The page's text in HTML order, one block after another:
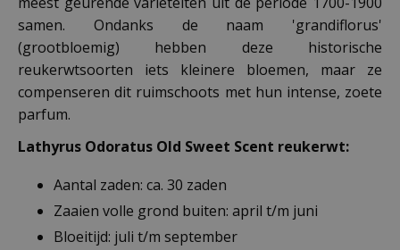
samen. Ondanks de naam 'grandiflorus'
(grootbloemig) hebben deze historische
reukerwtsoorten iets kleinere bloemen, maar ze
compenseren dit ruimschoots met hun intense, zoete
parfum.
Lathyrus Odoratus Old Sweet Scent reukerwt:
Aantal zaden: ca. 30 zaden
Zaaien volle grond buiten: april t/m juni
Bloeitijd: juli t/m september